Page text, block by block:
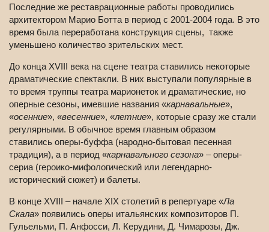
Последние же реставрационные работы проводились
архитектором Марио Ботта в период с 2001-2004 года. В это
время была переработана конструкция сцены, также
уменьшено количество зрительских мест.
До конца XVIII века на сцене театра ставились некоторые
драматические спектакли. В них выступали популярные в
то время труппы театра марионеток и драматические, но
оперные сезоны, имевшие названия «карнавальные»,
«осенние», «весенние», «летние», которые сразу же стали
регулярными. В обычное время главным образом
ставились оперы-буффа (народно-бытовая песенная
традиция), а в период «карнавального сезона» – оперы-
сериа (героико-мифологический или легендарно-
исторический сюжет) и балеты.
В конце XVIII – начале XIX столетий в репертуаре «Ла
Скала» появились оперы итальянских композиторов П.
Гульельми, П. Анфосси, Л. Керудини, Д. Чимарозы, Дж.